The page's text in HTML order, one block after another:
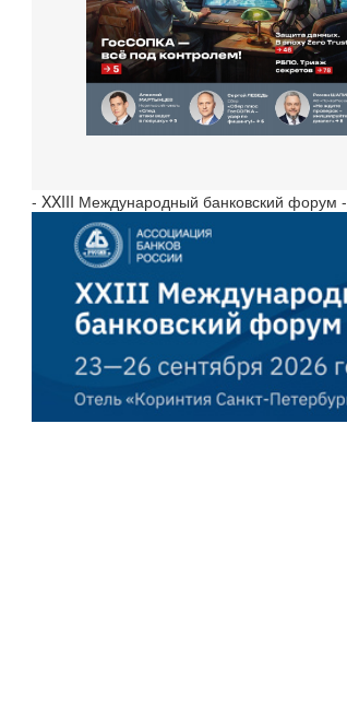
- XXIII Международный банковский форум -